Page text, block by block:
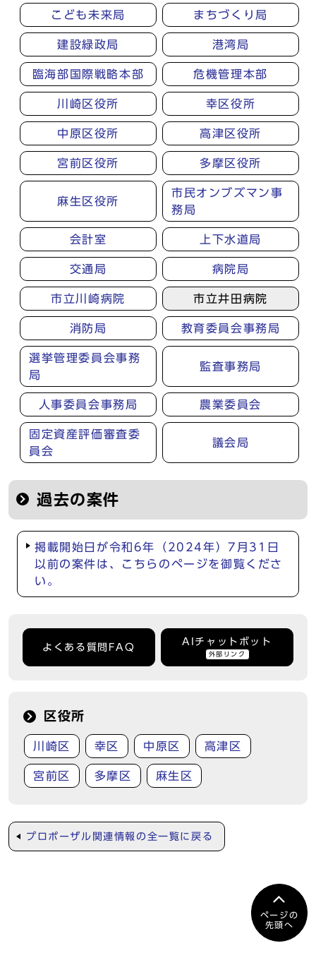
こども未来局 まちづくり局
建設緑政局 港湾局
臨海部国際戦略本部 危機管理本部
川崎区役所 幸区役所
中原区役所 高津区役所
宮前区役所 多摩区役所
麻生区役所
市民オンブズマン事
務局
会計室 上下水道局
交通局 病院局
市立川崎病院 市立井田病院
消防局 教育委員会事務局
選挙管理委員会事務
局
監査事務局
人事委員会事務局 農業委員会
固定資産評価審査委
員会
議会局
過去の案件
掲載開始日が令和6年（2024年）7月31日
以前の案件は、こちらのページを御覧くださ
い。
よくある質問FAQ
AIチャットボット
外部リンク
区役所
川崎区 幸区 中原区 高津区
宮前区 多摩区 麻生区
プロポーザル関連情報の全一覧に戻る
ページの
先頭へ